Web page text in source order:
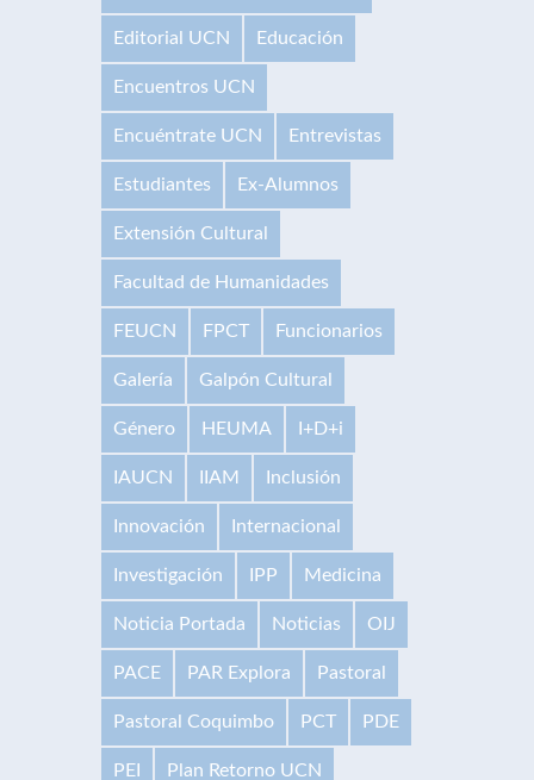
Editorial UCN Educación
Encuentros UCN
Encuéntrate UCN Entrevistas
Estudiantes Ex-Alumnos
Extensión Cultural
Facultad de Humanidades
FEUCN FPCT Funcionarios
Galería Galpón Cultural
Género HEUMA I+D+i
IAUCN IIAM Inclusión
Innovación Internacional
Investigación IPP Medicina
Noticia Portada Noticias OIJ
PACE PAR Explora Pastoral
Pastoral Coquimbo PCT PDE
PEI Plan Retorno UCN